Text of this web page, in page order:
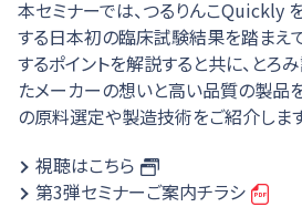
本セミナーでは、つるりんこQuickly
する日本初の臨床試験結果を踏まえ
するポイントを解説すると共に、と
たメーカーの想いと高い品質の製品
の原料選定や製造技術をご紹介します
視聴はこちら
第3弾セミナーご案内チラシ